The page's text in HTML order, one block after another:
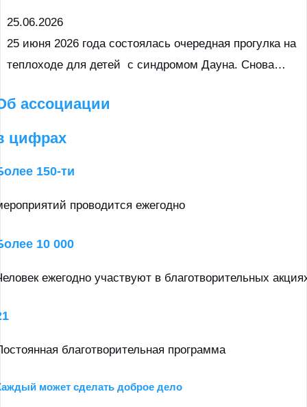
25.06.2026
25 июня 2026 года состоялась очередная прогулка на
теплоходе для детей с синдромом Дауна. Снова…
ассоциации
цифрах
150-ти
проводится ежегодно
10 000
ежегодно участвуют в благотворительных
благотворительная программа
может сделать доброе дело